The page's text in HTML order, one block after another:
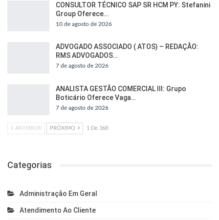
CONSULTOR TÉCNICO SAP SR HCM PY: Stefanini
Group Oferece…
10 de agosto de 2026
ADVOGADO ASSOCIADO ( ATOS) – REDAÇÃO:
RMS ADVOGADOS…
7 de agosto de 2026
ANALISTA GESTÃO COMERCIAL III: Grupo
Boticário Oferece Vaga…
7 de agosto de 2026
ANTERIOR PRÓXIMO 1 De 368
Categorias
Administração Em Geral
Atendimento Ao Cliente